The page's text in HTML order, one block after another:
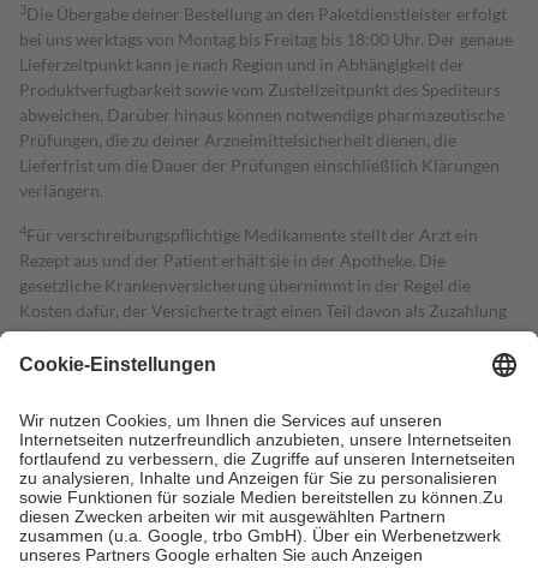
3Die Übergabe deiner Bestellung an den Paketdienstleister erfolgt
bei uns werktags von Montag bis Freitag bis 18:00 Uhr. Der genaue
Lieferzeitpunkt kann je nach Region und in Abhängigkeit der
Produktverfügbarkeit sowie vom Zustellzeitpunkt des Spediteurs
abweichen. Darüber hinaus können notwendige pharmazeutische
Prüfungen, die zu deiner Arzneimittelsicherheit dienen, die
Lieferfrist um die Dauer der Prüfungen einschließlich Klärungen
verlängern.
4Für verschreibungspflichtige Medikamente stellt der Arzt ein
Rezept aus und der Patient erhält sie in der Apotheke. Die
gesetzliche Krankenversicherung übernimmt in der Regel die
Kosten dafür, der Versicherte trägt einen Teil davon als Zuzahlung
mit.
Grundsätzlich leisten Mitglieder Zuzahlungen in Höhe von zehn
höchstens zehn Euro.
Es sind jedoch nie mehr als die tatsächlichen
Kosten der Leistung zu entrichten.
Diese Regeln gelten grundsätzlich auch für Online-Apotheken.
Bei Heilmitteln und häuslicher Krankenpflege beträgt die
Zuzahlung zehn Prozent der Kosten sowie zehn Euro je
Verordnung.
Um das Engagement der Versicherten für ihre eigene Gesundheit zu